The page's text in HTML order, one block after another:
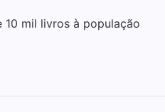
mil livros à população